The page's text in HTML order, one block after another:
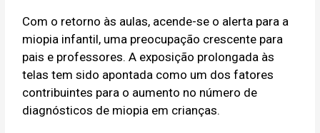
Com o retorno às aulas, acende-se o alerta para a
miopia infantil, uma preocupação crescente para
pais e professores. A exposição prolongada às
telas tem sido apontada como um dos fatores
contribuintes para o aumento no número de
diagnósticos de miopia em crianças.